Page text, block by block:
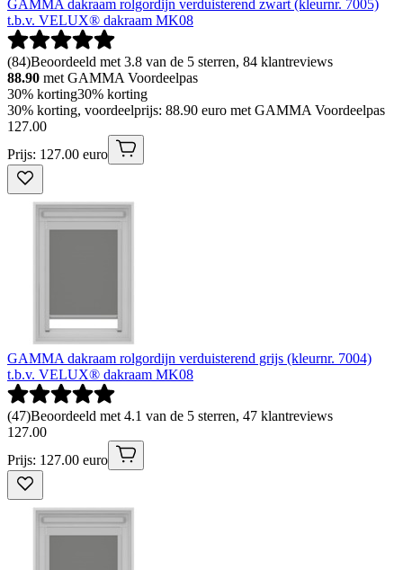
GAMMA dakraam rolgordijn verduisterend zwart (kleurnr. 7005)
t.b.v. VELUX® dakraam MK08
(84)Beoordeeld met 3.8 van de 5 sterren, 84 klantreviews
88.90 met GAMMA Voordeelpas
30% korting30% korting
30% korting, voordeelprijs: 88.90 euro met GAMMA Voordeelpas
127.00
Prijs: 127.00 euro
GAMMA dakraam rolgordijn verduisterend grijs (kleurnr. 7004)
t.b.v. VELUX® dakraam MK08
(47)Beoordeeld met 4.1 van de 5 sterren, 47 klantreviews
127.00
Prijs: 127.00 euro